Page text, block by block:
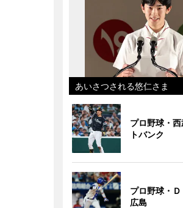
あいさつされる悠仁さま
プロ野球・
トバンク
プロ野球・
広島